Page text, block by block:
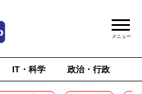
IT・科学 政治・行政
メニュー